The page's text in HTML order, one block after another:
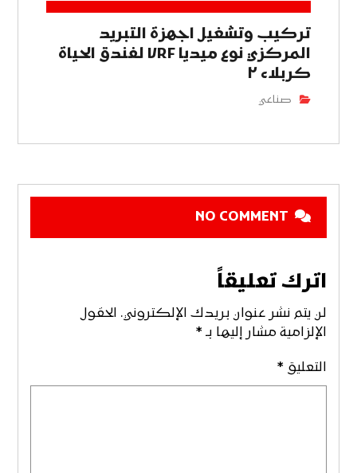
تركيب وتشغيل اجهزة التبريد
المركزي نوع ميديا VRF لفندق الحياة
كربلاء ٢
صناعي
NO COMMENT
اترك تعليقاً
لن يتم نشر عنوان بريدك الإلكتروني. الحقول
الإلزامية مشار إليها بـ*
التعليق*